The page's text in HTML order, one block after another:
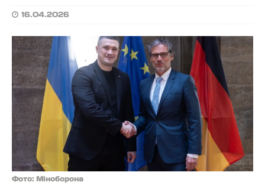
16.04.2026
Фото: Міноборона